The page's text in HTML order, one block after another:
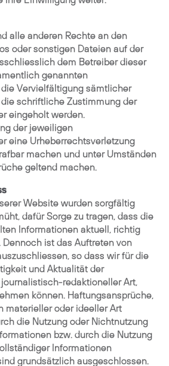
alle anderen Rechte an den
oder sonstigen Dateien auf der
dem Betreiber dieser
genannten
die Vervielfältigung sämtlicher
schriftliche Zustimmung der
eingeholt werden.
der jeweiligen
eine Urheberrechtsverletzung
machen und unter Umständen
geltend machen.
Website wurden sorgfältig
dafür Sorge zu tragen, dass die
Informationen aktuell, richtig
ist das Auftreten von
so dass wir für die
und Aktualität der
redaktioneller Art,
können. Haftungsansprüche,
materieller oder ideeller Art
die Nutzung oder Nichtnutzung
bzw. durch die Nutzung
Informationen
grundsätzlich ausgeschlossen.